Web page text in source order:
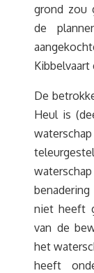
grond zou
de
De
Heul is
niet heeft
van de
het
heeft